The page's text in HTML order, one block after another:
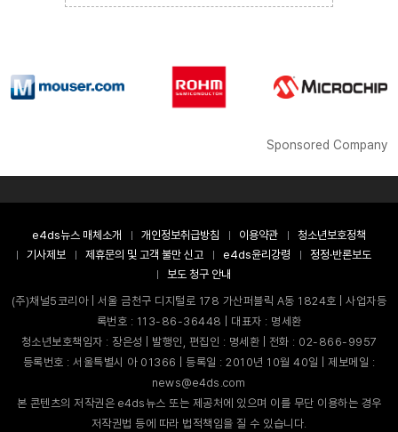
Sponsored Company
e4ds뉴스 매체소개 개인정보취급방침 이용약관
청소년보호정책
기사제보
제휴문의 및 고객 불만 신고 e4ds윤리강령
정정·반론보도
보도 청구 안내
(주)채널5코리아 | 서울 금천구 디지털로 178 가산퍼블릭 A동 1824호 | 사업자등
록번호 : 113-86-36448 | 대표자 : 명세환
청소년보호책임자 : 장은성 | 발행인, 편집인 : 명세환 | 전화 : 02-866-9957
등록번호 : 서울특별시 아 01366 | 등록일 : 2010년 10월 40일 | 제보메일 :
news@e4ds.com
본 콘텐츠의 저작권은 e4ds뉴스 또는 제공처에 있으며 이를 무단 이용하는 경우
저작권법 등에 따라 법적책임을 질 수 있습니다.